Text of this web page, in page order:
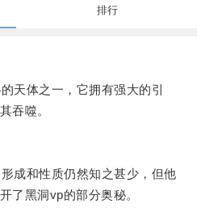
排行
体之一，它拥有强大的引
吞噬。
和性质仍然知之甚少，但他
了黑洞vp的部分奥秘。